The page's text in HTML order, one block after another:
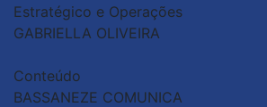
Estratégico e Operações
GABRIELLA OLIVEIRA
Conteúdo
BASSANEZE COMUNICA